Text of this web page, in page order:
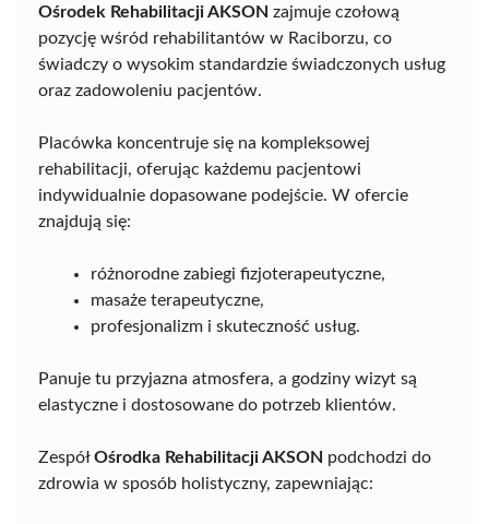
Ośrodek Rehabilitacji AKSON zajmuje czołową
pozycję wśród rehabilitantów w Raciborzu, co
świadczy o wysokim standardzie świadczonych usług
oraz zadowoleniu pacjentów.
Placówka koncentruje się na kompleksowej
rehabilitacji, oferując każdemu pacjentowi
indywidualnie dopasowane podejście. W ofercie
znajdują się:
różnorodne zabiegi fizjoterapeutyczne,
masaże terapeutyczne,
profesjonalizm i skuteczność usług.
Panuje tu przyjazna atmosfera, a godziny wizyt są
elastyczne i dostosowane do potrzeb klientów.
ZespółOśrodka Rehabilitacji AKSON podchodzi do
zdrowia w sposób holistyczny, zapewniając: